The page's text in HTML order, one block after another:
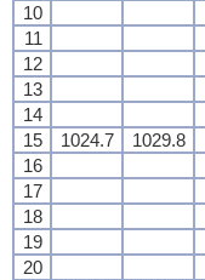
10
11
12
13
14
15
1024.7 1029.8
16
17
18
19
20